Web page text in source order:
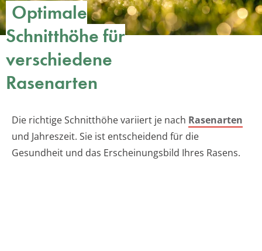
Optimale
Schnitthöhe für
verschiedene
Rasenarten
Die richtige Schnitthöhe variiert je nach Rasenarten
und Jahreszeit. Sie ist entscheidend für die
Gesundheit und das Erscheinungsbild Ihres Rasens.